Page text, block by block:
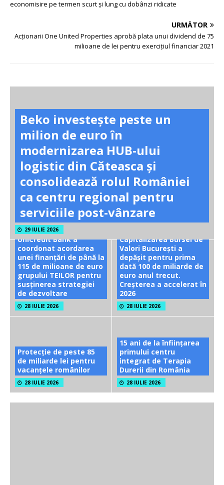
economisire pe termen scurt și lung cu dobânzi ridicate
URMĂTOR
Acţionarii One United Properties aprobă plata unui dividend de 75
milioane de lei pentru exercițiul financiar 2021
Beko investește peste un
milion de euro în
modernizarea HUB-ului
logistic din Căteasca și
consolidează rolul României
ca centru regional pentru
serviciile post-vânzare
29 IULIE 2026
UniCredit Bank a
coordonat acordarea
unei finanțări de până la
115 de milioane de euro
grupului TEILOR pentru
susținerea strategiei
de dezvoltare
28 IULIE 2026
Capitalizarea Bursei de
Valori București a
depășit pentru prima
dată 100 de miliarde de
euro anul trecut.
Creșterea a accelerat în
2026
28 IULIE 2026
Protecție de peste 85
de miliarde lei pentru
vacanțele românilor
28 IULIE 2026
15 ani de la înființarea
primului centru
integrat de Terapia
Durerii din România
28 IULIE 2026